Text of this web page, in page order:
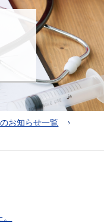
お知らせ一覧